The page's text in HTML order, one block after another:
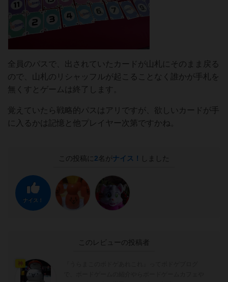
全員のパスで、出されていたカードが山札にそのまま戻る
ので、山札のリシャッフルが起こることなく誰かが手札を
無くすとゲームは終了します。
覚えていたら戦略的パスはアリですが、欲しいカードが手
に入るかは記憶と他プレイヤー次第ですかね。
この投稿に 2名がナイス！ しました
ナイス！
このレビューの投稿者